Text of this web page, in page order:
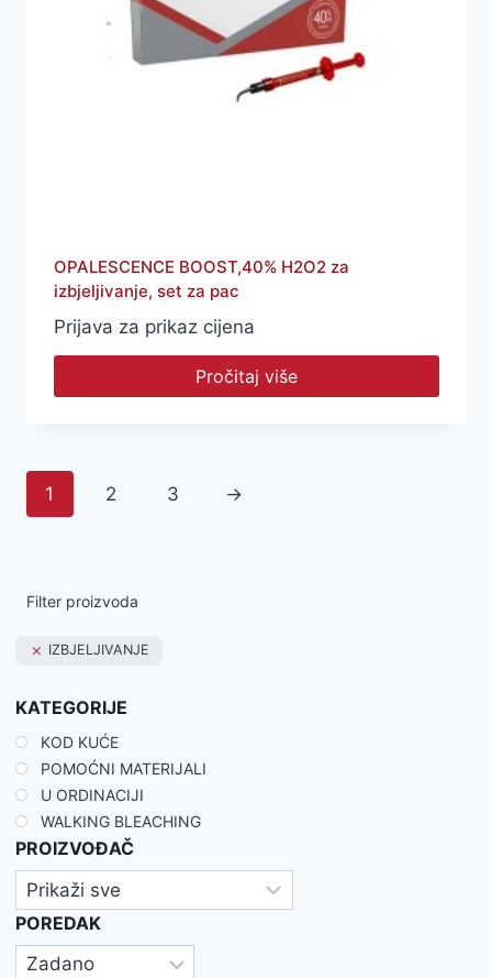
OPALESCENCE BOOST,40% H2O2 za
izbjeljivanje, set za pac
Prijava za prikaz cijena
Pročitaj više
1 2 3 →
Filter proizvoda
IZBJELJIVANJE
KATEGORIJE
KOD KUĆE
POMOĆNI MATERIJALI
U ORDINACIJI
WALKING BLEACHING
PROIZVOĐAČ
POREDAK